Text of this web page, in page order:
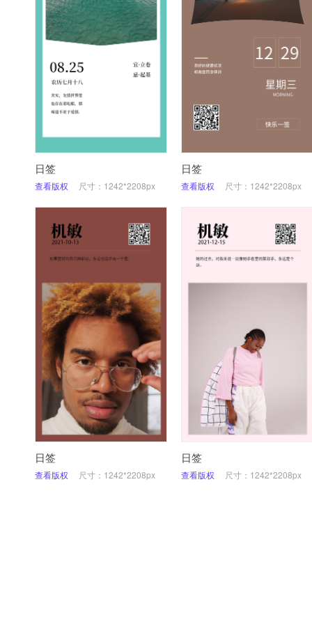
日签
查看版权 尺寸：1242*2208px
日签
查看版权 尺寸：1242*2208px
日签
查看版权 尺寸：1242*2208px
日签
查看版权 尺寸：1242*2208px